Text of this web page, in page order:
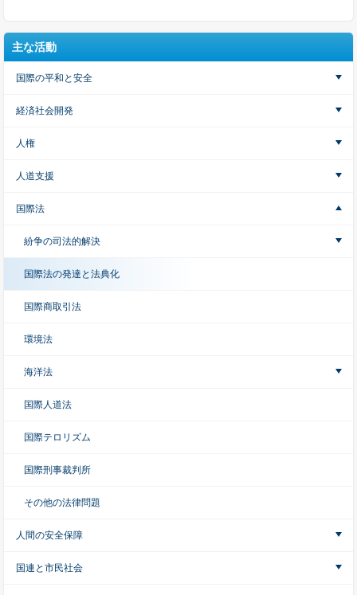
主な活動
国際の平和と安全
経済社会開発
人権
人道支援
国際法
紛争の司法的解決
国際法の発達と法典化
国際商取引法
環境法
海洋法
国際人道法
国際テロリズム
国際刑事裁判所
その他の法律問題
人間の安全保障
国連と市民社会